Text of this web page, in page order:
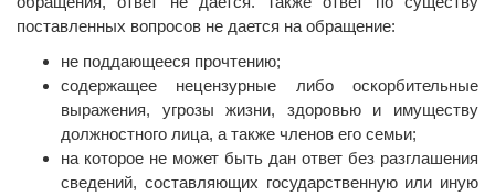
поставленных вопросов не дается на обращение:
не поддающееся прочтению;
содержащее нецензурные либо оскорбительные
выражения, угрозы жизни, здоровью и имуществу
должностного лица, а также членов его семьи;
на которое не может быть дан ответ без разглашения
сведений, составляющих государственную или иную